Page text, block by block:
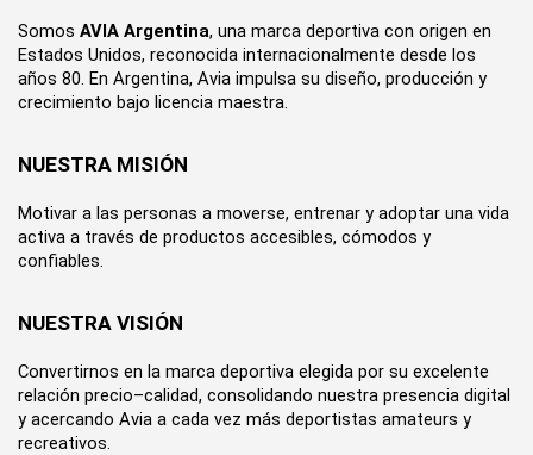
Somos AVIA Argentina, una marca deportiva con origen en
Estados Unidos, reconocida internacionalmente desde los
años 80. En Argentina, Avia impulsa su diseño, producción y
crecimiento bajo licencia maestra.
NUESTRA MISIÓN
Motivar a las personas a moverse, entrenar y adoptar una vida
activa a través de productos accesibles, cómodos y
confiables.
NUESTRA VISIÓN
Convertirnos en la marca deportiva elegida por su excelente
relación precio–calidad, consolidando nuestra presencia digital
y acercando Avia a cada vez más deportistas amateurs y
recreativos.